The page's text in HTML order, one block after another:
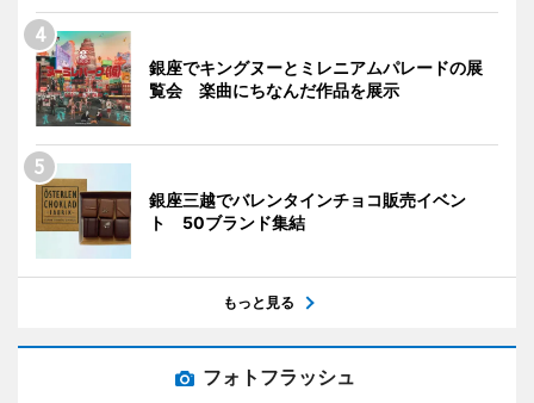
銀座でキングヌーとミレニアムパレードの展
覧会 楽曲にちなんだ作品を展示
銀座三越でバレンタインチョコ販売イベン
ト 50ブランド集結
もっと見る
フォトフラッシュ